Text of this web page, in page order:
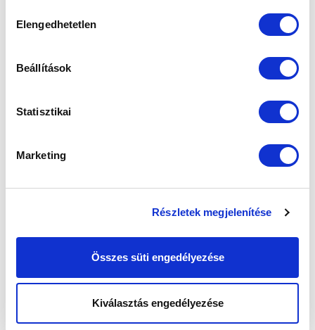
kiválasztása
Elengedhetetlen
Beállítások
Statisztikai
Marketing
Részletek megjelenítése
Összes süti engedélyezése
Kiválasztás engedélyezése